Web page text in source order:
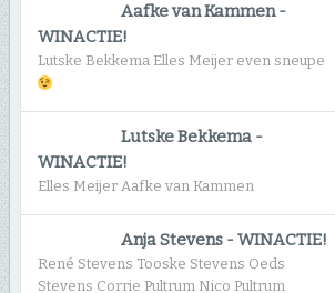
Aafke van Kammen-
WINACTIE!
Lutske Bekkema Elles Meijer even sneupe
Lutske Bekkema -
WINACTIE!
Elles Meijer Aafke van Kammen
Anja Stevens -WINACTIE!
René Stevens Tooske Stevens Oeds
Stevens Corrie Pultrum Nico Pultrum